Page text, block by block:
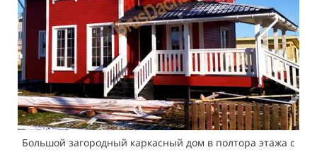
Большой загородный каркасный дом в полтора этажа с